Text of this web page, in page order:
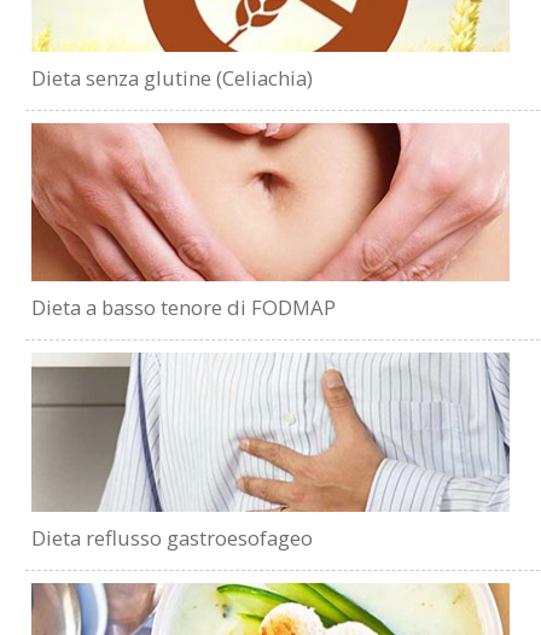
Dieta senza glutine (Celiachia)
Dieta a basso tenore di FODMAP
Dieta reflusso gastroesofageo